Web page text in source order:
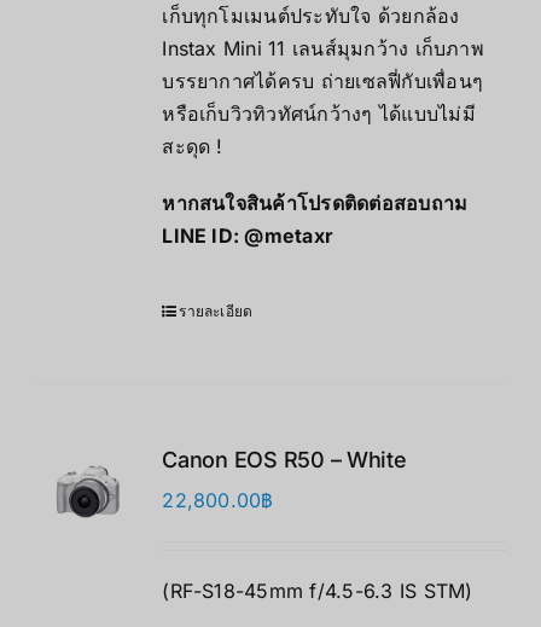
เก็บทุกโมเมนต์ประทับใจ ด้วยกล้อง
Instax Mini 11 เลนส์มุมกว้าง เก็บภาพ
บรรยากาศได้ครบ ถ่ายเซลฟี่กับเพื่อนๆ
หรือเก็บวิวทิวทัศน์กว้างๆ ได้แบบไม่มี
สะดุด !
หากสนใจสินค้าโปรดติดต่อสอบถาม
LINE ID:@metaxr
รายละเอียด
Canon EOS R50 – White
22,800.00฿
(RF-S18-45mm f/4.5-6.3 IS STM)